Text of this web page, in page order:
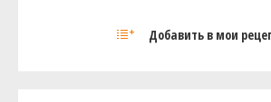
Добавить в мои
Pale Ale Weyermann